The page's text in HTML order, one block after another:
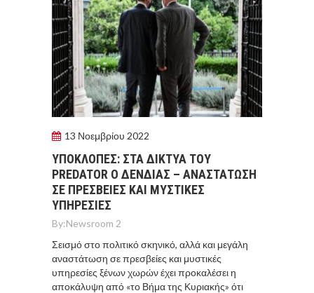
13 Νοεμβρίου 2022
ΥΠΟΚΛΟΠΕΣ: ΣΤΑ ΔΙΚΤΥΑ ΤΟΥ
PREDATOR Ο ΔΕΝΔΙΑΣ – ΑΝΑΣΤΑΤΩΣΗ
ΣΕ ΠΡΕΣΒΕΙΕΣ ΚΑΙ ΜΥΣΤΙΚΕΣ
ΥΠΗΡΕΣΙΕΣ
By:Newsroom 2
Σεισμό στο πολιτικό σκηνικό, αλλά και μεγάλη
αναστάτωση σε πρεσβείες και μυστικές
υπηρεσίες ξένων χωρών έχει προκαλέσει η
αποκάλυψη από «το Βήμα της Κυριακής» ότι